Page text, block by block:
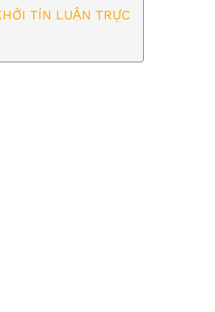
TÍN LUẬN TRỰC